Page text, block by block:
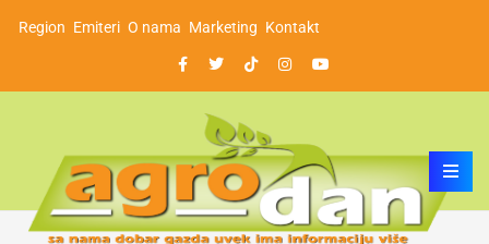
Region Emiteri O nama Marketing Kontakt